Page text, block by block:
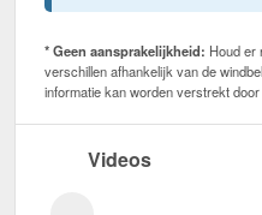
* Geen aansprakelijkheid: Houd er
verschillen afhankelijk van de
informatie kan worden verstrekt
Videos